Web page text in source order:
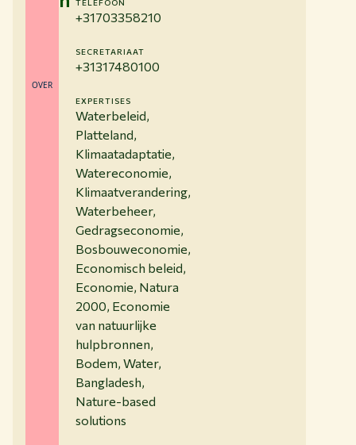
OVER
TELEFOON
+31703358210
SECRETARIAAT
+31317480100
EXPERTISES
Waterbeleid,
Platteland,
Klimaatadaptatie,
Watereconomie,
Klimaatverandering,
Waterbeheer,
Gedragseconomie,
Bosbouweconomie,
Economisch beleid,
Economie, Natura
2000, Economie
van natuurlijke
hulpbronnen,
Bodem, Water,
Bangladesh,
Nature-based
solutions